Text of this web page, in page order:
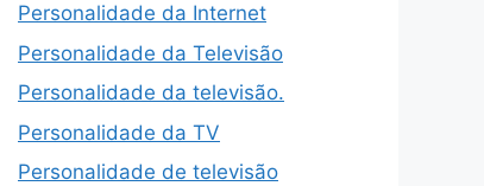
Personalidade da Internet
Personalidade da Televisão
Personalidade da televisão.
Personalidade da TV
Personalidade de televisão